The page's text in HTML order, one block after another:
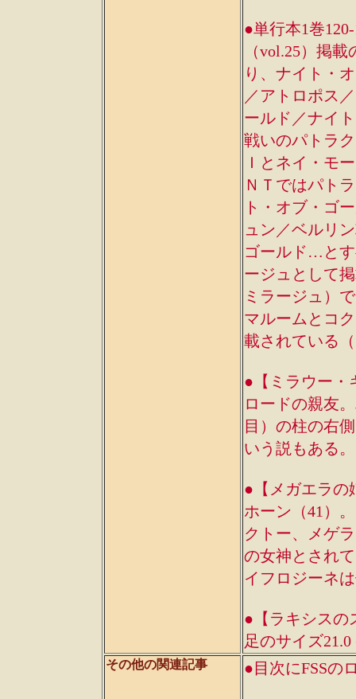
●単行本1巻
（vol.25）掲
り、ナイト・
／アトロポス
ールド／ナイ
戦いのパトラ
Ｉとネイ・モ
ＮＴではパト
ト・オブ・ゴ
ュン／ベルリ
ゴールド…と
ージュとして
ミラージュ）
マルームとコ
載されている
●【ミラウー・
ロードの親友
目）の柱の右
いう説もある。
●【メガエラの
ホーン（41）
クトー、メゲ
の女神とされ
イフロジーネ
●【ラキシスの
足のサイズ
その他の関連記事 ●目次にFSSの